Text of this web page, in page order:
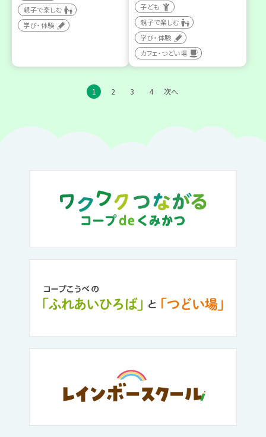
親子で楽しむ
学び・体験
子ども
親子で楽しむ
学び・体験
カフェ・つどい場
1 2 3 4 次へ